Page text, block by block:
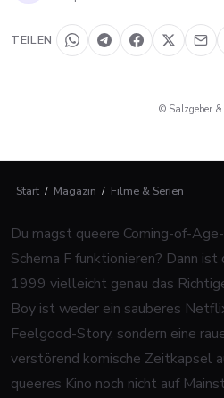
TEILEN
© Salzgeber
Start / Magazin / Filme & Serien
Du magst queere Coming-of-
Schema F funktionieren? Dann ist
1999 vielleicht genau das
Boy ist weder ein sauberes
Feelgood-Story, sondern eine
verstörend komische Zeitkapsel
queeres Kino noch nicht auf